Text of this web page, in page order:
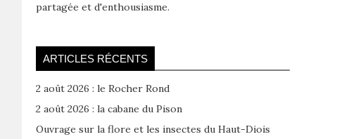
partagée et d'enthousiasme.
ARTICLES RÉCENTS
2 août 2026 : le Rocher Rond
2 août 2026 : la cabane du Pison
Ouvrage sur la flore et les insectes du Haut-Diois